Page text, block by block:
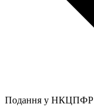
Подання у НКЦПФР